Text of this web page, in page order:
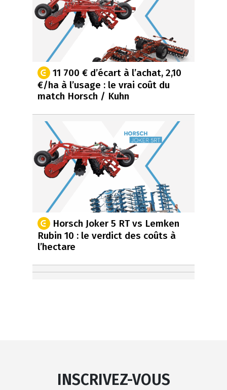
11 700 € d’écart à l’achat, 2,10
€/ha à l’usage : le vrai coût du
match Horsch / Kuhn
Horsch Joker 5 RT vs Lemken
Rubin 10 : le verdict des coûts à
l’hectare
INSCRIVEZ-VOUS